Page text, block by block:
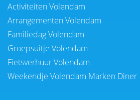
Activiteiten Volendam
Arrangementen Volendam
Familiedag Volendam
Groepsuitje Volendam
Fietsverhuur Volendam
Weekendje Volendam Marken Diner